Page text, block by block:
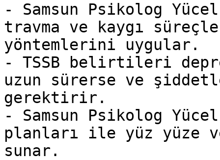
- Samsun Psikolog
travma ve kaygı
yöntemlerini uygular.
- TSSB belirtileri
uzun sürerse ve
gerektirir.
- Samsun Psikolog
planları ile yüz yüze
sunar.